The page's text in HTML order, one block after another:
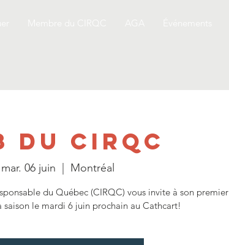
du CIRQC
mar. 06 juin Montréal
du Québec (CIRQC) vous invite à son premier
saison le mardi 6 juin prochain au Cathcart!